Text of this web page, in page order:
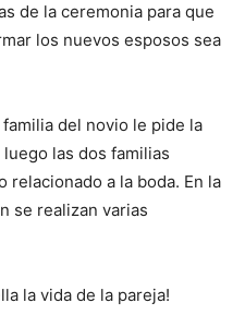
de la ceremonia para que
los nuevos esposos sea
del novio le pide la
las dos familias
a la boda. En la
se realizan varias
la vida de la pareja!